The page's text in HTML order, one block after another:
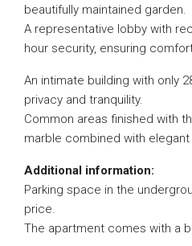
beautifully maintained garden.
A representative lobby with
hour security, ensuring
An intimate building with only
privacy and tranquility.
Common areas finished with
marble combined with
Additional information:
Parking space in the
price.
The apartment comes with a